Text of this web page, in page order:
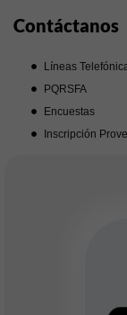
Contáctanos
Líneas
PQRSFA
Encuestas
Inscripción